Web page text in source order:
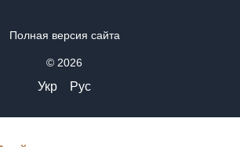
Полная версия сайта
© 2026
Укр Рус